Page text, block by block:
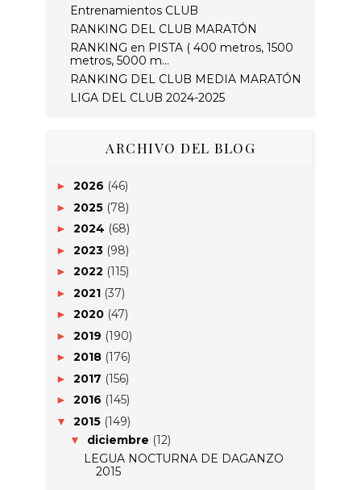
Entrenamientos CLUB
RANKING DEL CLUB MARATÓN
RANKING en PISTA ( 400 metros, 1500
metros, 5000 m...
RANKING DEL CLUB MEDIA MARATÓN
LIGA DEL CLUB 2024-2025
ARCHIVO DEL BLOG
► 2026 (46)
► 2025 (78)
► 2024 (68)
► 2023 (98)
► 2022 (115)
► 2021 (37)
► 2020 (47)
► 2019 (190)
► 2018 (176)
► 2017 (156)
► 2016 (145)
▼ 2015 (149)
▼ diciembre (12)
LEGUA NOCTURNA DE DAGANZO
2015